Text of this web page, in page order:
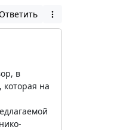
в
на